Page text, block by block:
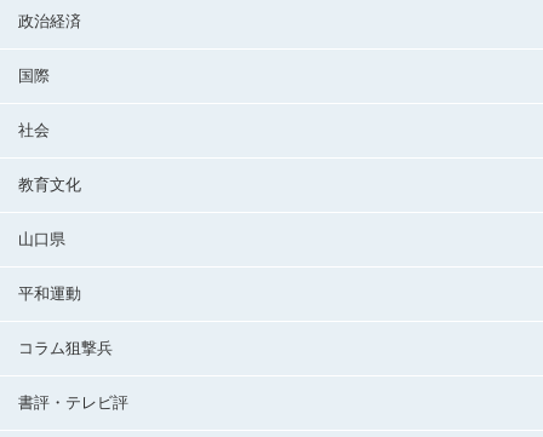
政治経済
国際
社会
教育文化
山口県
平和運動
コラム狙撃兵
書評・テレビ評